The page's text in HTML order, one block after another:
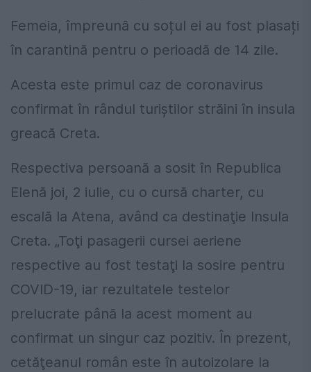
Femeia, împreună cu soțul ei au fost plasați
în carantină pentru o perioadă de 14 zile.
Acesta este primul caz de coronavirus
confirmat în rândul turiştilor străini în insula
greacă Creta.
Respectiva persoană a sosit în Republica
Elenă joi, 2 iulie, cu o cursă charter, cu
escală la Atena, având ca destinaţie Insula
Creta. „Toţi pasagerii cursei aeriene
respective au fost testaţi la sosire pentru
COVID-19, iar rezultatele testelor
prelucrate până la acest moment au
confirmat un singur caz pozitiv. În prezent,
cetăţeanul român este în autoizolare la